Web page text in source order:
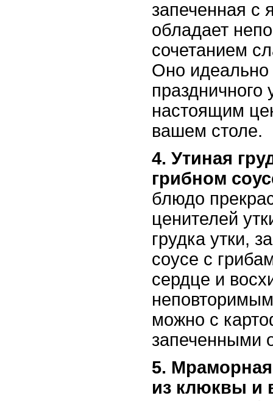
запеченная с
обладает
сочетанием
Оно идеально
праздничного
настоящим
вашем столе.
4. Утиная
грибном
блюдо
ценителей
грудка утки,
соусе с
сердце и
можно с
запеченными
5.
из клюквы и